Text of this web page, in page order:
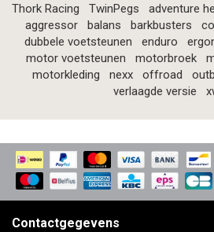
Thork Racing
TwinPegs adventure
aggressor
balans barkbusters
dubbele voetsteunen
enduro
motor voetsteunen
motorbroek
motorkleding
nexx offroad
verlaagde versie
Contactgegevens